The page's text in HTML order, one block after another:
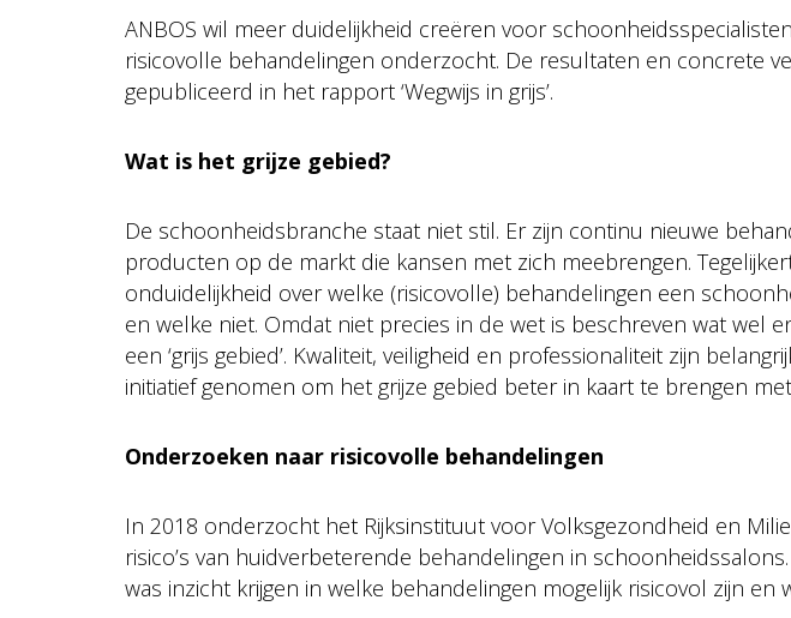
ANBOS wil meer duidelijkheid creëren voor
risicovolle behandelingen onderzocht. De resultaten en concrete
gepubliceerd in het rapport ‘Wegwijs in grijs’.
Wat is het grijze gebied?
De schoonheidsbranche staat niet stil. Er zijn continu nieuwe
producten op de markt die kansen met zich meebrengen.
onduidelijkheid over welke (risicovolle) behandelingen een
en welke niet. Omdat niet precies in de wet is beschreven wat wel
een ‘grijs gebied’. Kwaliteit, veiligheid en professionaliteit zijn
initiatief genomen om het grijze gebied beter in kaart te brengen met
Onderzoeken naar risicovolle behandelingen
In 2018 onderzocht het Rijksinstituut voor Volksgezondheid en
risico’s van huidverbeterende behandelingen in
was inzicht krijgen in welke behandelingen mogelijk risicovol zijn en